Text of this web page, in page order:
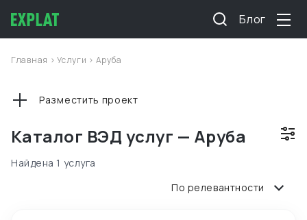
Блог
Главная >Услуги > Аруба
Каталог ВЭД услуг — Аруба
Разместить проект
Найдена 1 услуга
По релевантности